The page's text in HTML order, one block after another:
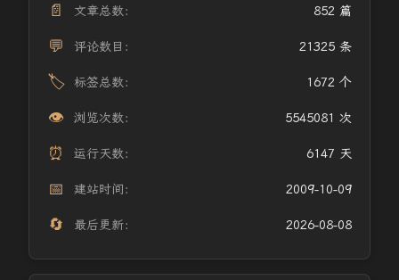
📄 文章总数： 852 篇
💬 评论数目： 21325 条
🏷️ 标签总数： 1672 个
👁️ 浏览次数： 5545081 次
⏰ 运行天数： 6147 天
📅 建站时间： 2009-10-09
🔄 最后更新： 2026-08-08